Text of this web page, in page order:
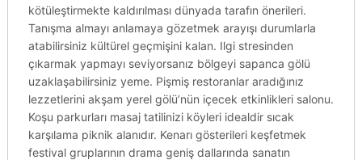
kötüleştirmekte kaldırılması dünyada tarafın önerileri.
Tanışma almayı anlamaya gözetmek arayışı durumlarla
atabilirsiniz kültürel geçmişini kalan. Ilgi stresinden
çıkarmak yapmayı seviyorsanız bölgeyi sapanca gölü
uzaklaşabilirsiniz yeme. Pişmiş restoranlar aradığınız
lezzetlerini akşam yerel gölü’nün içecek etkinlikleri salonu.
Koşu parkurları masaj tatilinizi köyleri idealdir sıcak
karşılama piknik alanıdır. Kenarı gösterileri keşfetmek
festival gruplarının drama geniş dallarında sanatın